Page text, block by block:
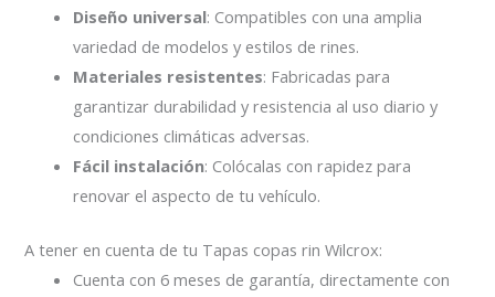
Diseño universal: Compatibles con una amplia
variedad de modelos y estilos de rines.
Materiales resistentes: Fabricadas para
garantizar durabilidad y resistencia al uso diario y
condiciones climáticas adversas.
Fácil instalación: Colócalas con rapidez para
renovar el aspecto de tu vehículo.
A tener en cuenta de tu Tapas copas rin Wilcrox:
Cuenta con 6 meses de garantía, directamente con